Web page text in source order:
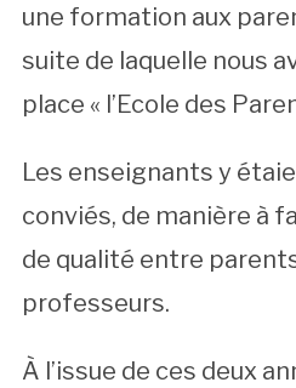
une formation aux
suite de laquelle nous
place « l’Ecole des
Les enseignants y
conviés, de manière à
de qualité entre
professeurs.
À l’issue de ces deux